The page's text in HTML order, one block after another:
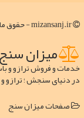
میزان سنج
خدمات و فروش ترازو و
در دنیای سنجش ؛ ترازو
صفحات میزان سنج